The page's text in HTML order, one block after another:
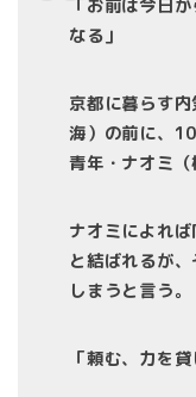
「お前は今日
なる」
京都に暮らす
海）の前に、
青年・ナオミ（
ナオミによれ
と結ばれるが
しまうと言う。
「頼む、力を